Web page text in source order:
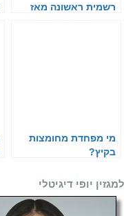
רשמית ראשונה מאז
מי מפחדת מחומצות
בקיץ?
למגזין יופי דיגיטלי